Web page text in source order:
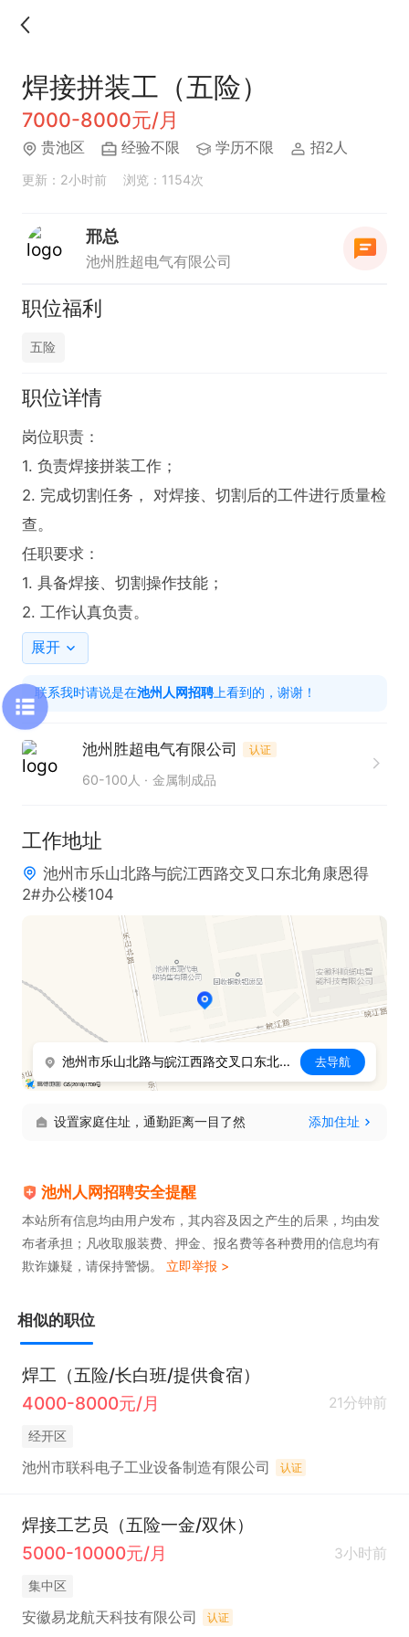
焊接拼装工（五险）
7000-8000元/月
贵池区 经验不限 学历不限 招2人
更新：2小时前 浏览：1154次
邢总
池州胜超电气有限公司
职位福利
五险
职位详情
岗位职责：
1. 负责焊接拼装工作；
2. 完成切割任务， 对焊接、切割后的工件进行质量检
查。
任职要求：
1. 具备焊接、切割操作技能；
2. 工作认真负责。
展开
联系我时请说是在池州人网招聘上看到的，谢谢！
池州胜超电气有限公司 认证
60-100人 金属制成品
工作地址
池州市乐山北路与皖江西路交叉口东北角康恩得
2#办公楼104
池州市乐山北路与皖江西路交叉口东北角康恩得2#办公楼104 去导航
设置家庭住址，通勤距离一目了然 添加住址
池州人网招聘安全提醒
本站所有信息均由用户发布，其内容及因之产生的后果，均由发
布者承担；凡收取服装费、押金、报名费等各种费用的信息均有
欺诈嫌疑，请保持警惕。 立即举报 >
相似的职位
焊工（五险/长白班/提供食宿）
4000-8000元/月
21分钟前
经开区
池州市联科电子工业设备制造有限公司 认证
焊接工艺员（五险一金/双休）
5000-10000元/月
3小时前
集中区
安徽易龙航天科技有限公司 认证